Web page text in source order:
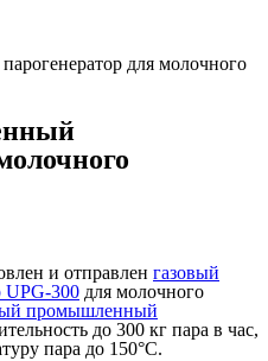
для молочного
и отправлен газовый
UPG-300 для молочного
промышленный
до 300 кг пара в час,
пара до 150°С.